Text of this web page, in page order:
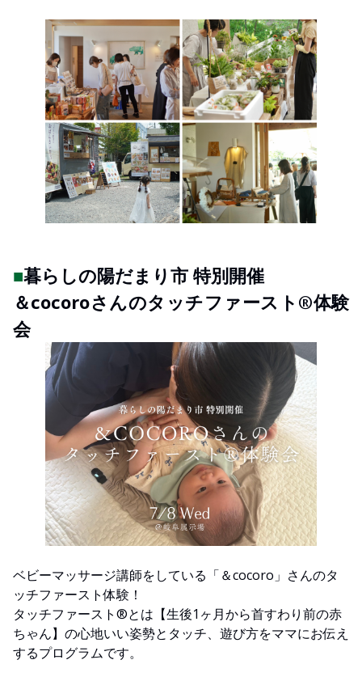
■暮らしの陽だまり市 特別開催
＆cocoroさんのタッチファースト®︎体験
会
ベビーマッサージ講師をしている「＆cocoro」さんのタ
ッチファースト体験！
タッチファースト®︎とは【生後1ヶ月から首すわり前の赤
ちゃん】の心地いい姿勢とタッチ、遊び方をママにお伝え
するプログラムです。